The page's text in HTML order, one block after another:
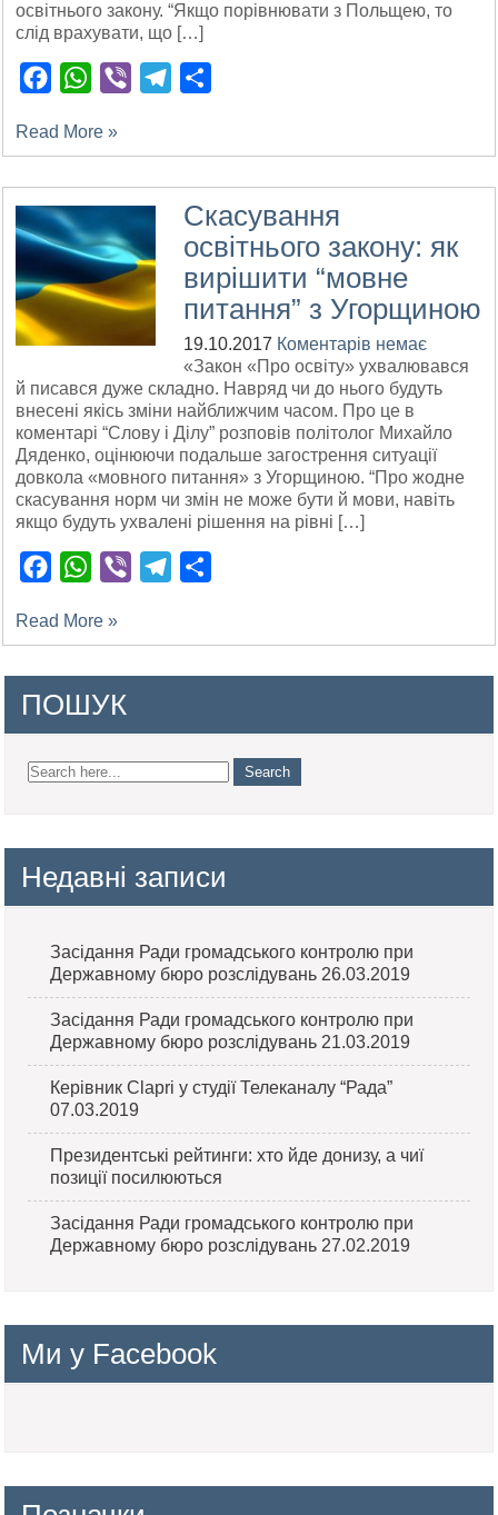
освітнього закону. “Якщо порівнювати з Польщею, то
слід врахувати, що […]
FacebookWhatsApp
Viber Telegram
Read More »
Скасування
освітнього закону: як
вирішити “мовне
питання” з Угорщиною
19.10.2017 Коментарів немає
«Закон «Про освіту» ухвалювався
й писався дуже складно. Навряд чи до нього будуть
внесені якісь зміни найближчим часом. Про це в
коментарі “Слову і Ділу” розповів політолог Михайло
Дяденко, оцінюючи подальше загострення ситуації
довкола «мовного питання» з Угорщиною. “Про жодне
скасування норм чи змін не може бути й мови, навіть
якщо будуть ухвалені рішення на рівні […]
FacebookWhatsApp
Viber Telegram
Read More »
ПОШУК
Недавні записи
Засідання Ради громадського контролю при
Державному бюро розслідувань 26.03.2019
Засідання Ради громадського контролю при
Державному бюро розслідувань 21.03.2019
Керівник Clapri у студії Телеканалу “Рада”
07.03.2019
Президентські рейтинги: хто йде донизу, а чиї
позиції посилюються
Засідання Ради громадського контролю при
Державному бюро розслідувань 27.02.2019
Ми у Facebook